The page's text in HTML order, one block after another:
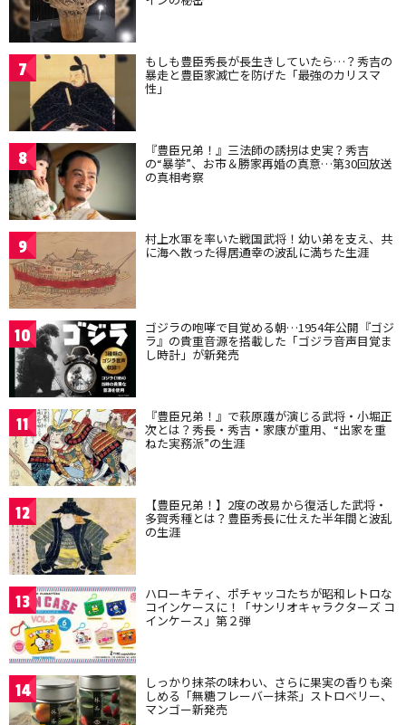
7 もしも豊臣秀長が長生きしていたら…？秀吉の
暴走と豊臣家滅亡を防げた「最強のカリスマ
性」
8 『豊臣兄弟！』三法師の誘拐は史実？秀吉
の“暴挙”、お市＆勝家再婚の真意…第30回放送
の真相考察
9 村上水軍を率いた戦国武将！幼い弟を支え、共
に海へ散った得居通幸の波乱に満ちた生涯
10 ゴジラの咆哮で目覚める朝…1954年公開『ゴジ
ラ』の貴重音源を搭載した「ゴジラ音声目覚ま
し時計」が新発売
11 『豊臣兄弟！』で萩原護が演じる武将・小堀正
次とは？秀長・秀吉・家康が重用、“出家を重
ねた実務派”の生涯
12 【豊臣兄弟！】2度の改易から復活した武将・
多賀秀種とは？豊臣秀長に仕えた半年間と波乱
の生涯
13 ハローキティ、ポチャッコたちが昭和レトロな
コインケースに！「サンリオキャラクターズ コ
インケース」第２弾
14 しっかり抹茶の味わい、さらに果実の香りも楽
しめる「無糖フレーバー抹茶」ストロベリー、
マンゴー新発売